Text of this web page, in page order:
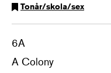
Tonår/skola/sex
6A
A Colony